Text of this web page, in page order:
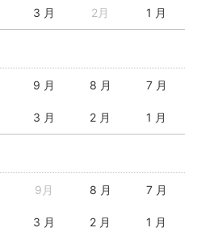
3 月 2月 1 月
9 月 8 月 7 月
3 月 2 月 1 月
9月 8 月 7 月
3 月 2 月 1 月